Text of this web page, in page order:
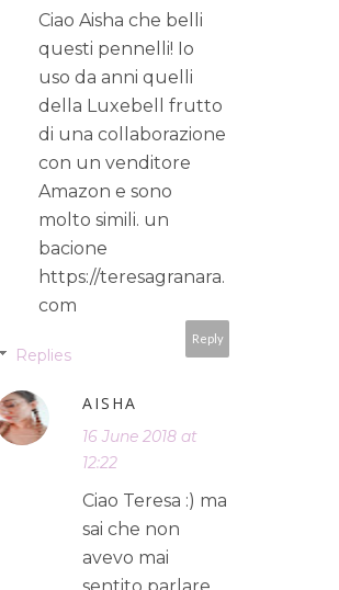
Ciao Aisha che belli
questi pennelli! Io
uso da anni quelli
della Luxebell frutto
di una collaborazione
con un venditore
Amazon e sono
molto simili. un
bacione
https://teresagranara.
com
Reply
Replies
AISHA
16 June 2018 at
12:22
Ciao Teresa :) ma
sai che non
avevo mai